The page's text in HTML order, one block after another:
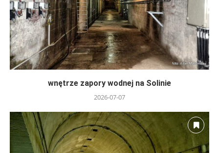
wnętrze zapory wodnej na Solinie
2026-07-07